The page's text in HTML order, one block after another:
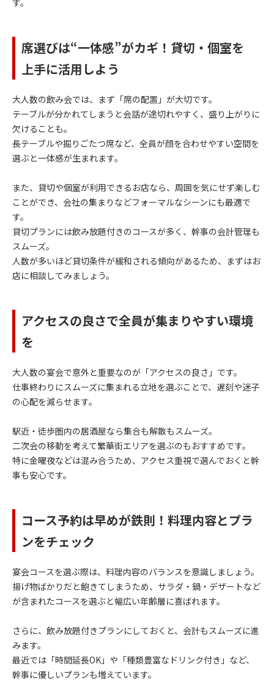
す。
席選びは“一体感”がカギ！貸切・個室を
上手に活用しよう
大人数の飲み会では、まず「席の配置」が大切です。
テーブルが分かれてしまうと会話が途切れやすく、盛り上がりに
欠けることも。
長テーブルや掘りごたつ席など、全員が顔を合わせやすい空間を
選ぶと一体感が生まれます。
また、貸切や個室が利用できるお店なら、周囲を気にせず楽しむ
ことができ、会社の集まりなどフォーマルなシーンにも最適で
す。
貸切プランには飲み放題付きのコースが多く、幹事の会計管理も
スムーズ。
人数が多いほど貸切条件が緩和される傾向があるため、まずはお
店に相談してみましょう。
アクセスの良さで全員が集まりやすい環境
を
大人数の宴会で意外と重要なのが「アクセスの良さ」です。
仕事終わりにスムーズに集まれる立地を選ぶことで、遅刻や迷子
の心配を減らせます。
駅近・徒歩圏内の居酒屋なら集合も解散もスムーズ。
二次会の移動を考えて繁華街エリアを選ぶのもおすすめです。
特に金曜夜などは混み合うため、アクセス重視で選んでおくと幹
事も安心です。
コース予約は早めが鉄則！料理内容とプラ
ンをチェック
宴会コースを選ぶ際は、料理内容のバランスを意識しましょう。
揚げ物ばかりだと飽きてしまうため、サラダ・鍋・デザートなど
が含まれたコースを選ぶと幅広い年齢層に喜ばれます。
さらに、飲み放題付きプランにしておくと、会計もスムーズに進
みます。
最近では「時間延長OK」や「種類豊富なドリンク付き」など、
幹事に優しいプランも増えています。